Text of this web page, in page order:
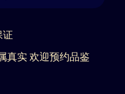
证
真实 欢迎预约品鉴